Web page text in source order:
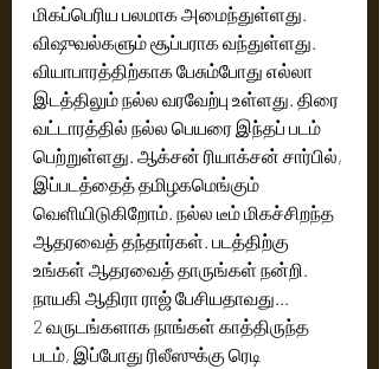
மிகப்பெரிய பலமாக அமைந்துள்ளது.
விஷுவல்களும் சூப்பராக வந்துள்ளது.
வியாபாரத்திற்காக பேசும்போது எல்லா
இடத்திலும் நல்ல வரவேற்பு உள்ளது. திரை
வட்டாரத்தில் நல்ல பெயரை இந்தப் படம்
பெற்றுள்ளது. ஆக்சன் ரியாக்சன் சார்பில்,
இப்படத்தைத் தமிழகமெங்கும்
வெளியிடுகிறோம். நல்ல டீம் மிகச்சிறந்த
ஆதரவைத் தந்தார்கள். படத்திற்கு
உங்கள் ஆதரவைத் தாருங்கள் நன்றி.
நாயகி ஆதிரா ராஜ் பேசியதாவது...
2 வருடங்களாக நாங்கள் காத்திருந்த
படம், இப்போது ரிலீஸுக்கு ரெடி